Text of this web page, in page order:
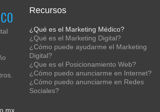
Recursos
¿Qué es el Marketing Médico?
¿Qué es el Marketing Digital?
¿Cómo puede ayudarme el Marketing
Digital?
¿Que es el Posicionamiento Web?
¿Cómo puedo anunciarme en Internet?
¿Cómo puedo anunciarme en Redes
Sociales?